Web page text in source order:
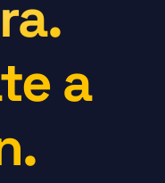
a